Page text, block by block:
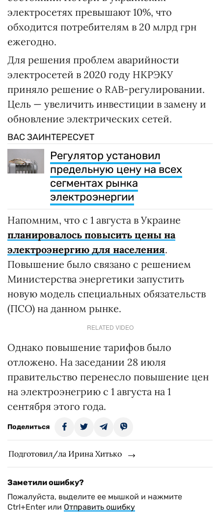
электросетях превышают 10%, что
обходится потребителям в 20 млрд грн
ежегодно.
Для решения проблем аварийности
электросетей в 2020 году НКРЭКУ
приняло решение о RAB-регулировании.
Цель — увеличить инвестиции в замену и
обновление электрических сетей.
ВАС ЗАИНТЕРЕСУЕТ
Регулятор установил
предельную цену на всех
сегментах рынка
электроэнергии
Напомним, что с 1 августа в Украине
планировалось повысить цены на
электроэнергию для населения.
Повышение было связано с решением
Министерства энергетики запустить
новую модель специальных обязательств
(ПСО) на данном рынке.
RELATED VIDEO
Однако повышение тарифов было
отложено. На заседании 28 июля
правительство перенесло повышение цен
на электроэнегрию с 1 августа на 1
сентября этого года.
Поделиться
Подготовил/ла Ирина Хитько
Заметили ошибку?
Пожалуйста, выделите ее мышкой и нажмите
Ctrl+Enter или Отправить ошибку